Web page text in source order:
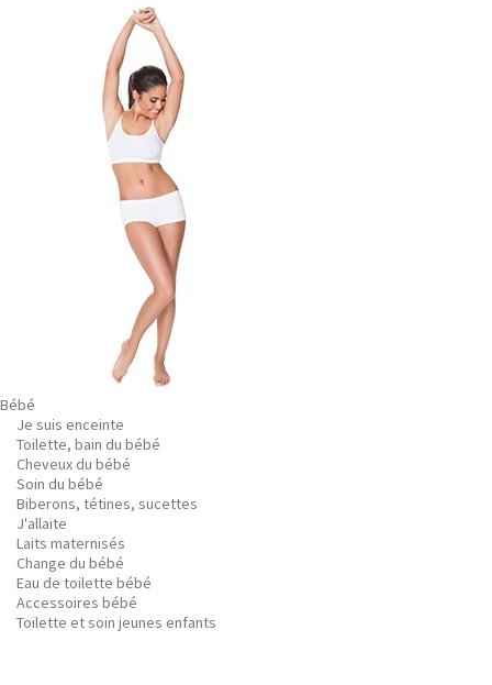
Bébé
Je suis enceinte
Toilette, bain du bébé
Cheveux du bébé
Soin du bébé
Biberons, tétines, sucettes
J'allaite
Laits maternisés
Change du bébé
Eau de toilette bébé
Accessoires bébé
Toilette et soin jeunes enfants